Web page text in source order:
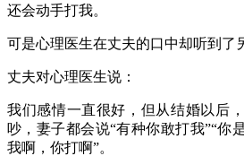
还会动手打我。
可是心理医生在丈夫的口中却听到了
丈夫对心理医生说：
我们感情一直很好，但从结婚以后
吵，妻子都会说“有种你敢打我”“你
我啊，你打啊”。